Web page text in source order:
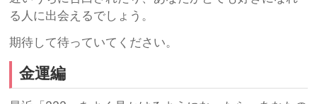
る人に出会えるでしょう。
期待して待っていてください。
金運編